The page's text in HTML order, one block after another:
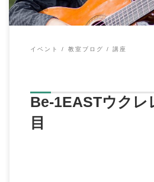
イベント 教室ブログ 講座
Be-1EASTウクレ
目